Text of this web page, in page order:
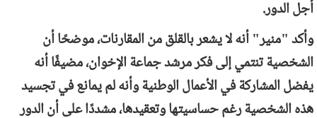
أجل الدور.
وأكد "منير" أنه لا يشعر بالقلق من المقارنات، موضحًا أن
الشخصية تنتمي إلى فكر مرشد جماعة الإخوان، مضيفًا أنه
يفضل المشاركة في الأعمال الوطنية وأنه لم يمانع في تجسيد
هذه الشخصية رغم حساسيتها وتعقيدها، مشددًا على أن الدور